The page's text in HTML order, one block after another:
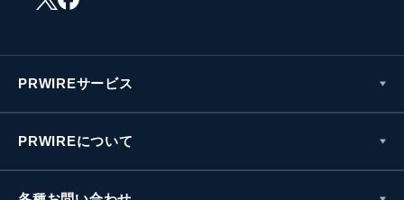
PRWIREサービス
PRWIREについて